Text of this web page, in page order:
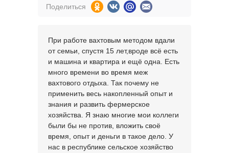
Поделиться
При работе вахтовым методом вдали
от семьи, спустя 15 лет,вроде всё есть
и машина и квартира и ещё одна. Есть
много времени во время меж
вахтового отдыха. Так почему не
применить весь накопленный опыт и
знания и развить фермерское
хозяйства. Я знаю многие мои коллеги
были бы не против, вложить своё
время, опыт и деньги в такое дело. У
нас в республике сельское хозяйство